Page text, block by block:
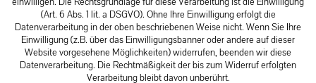
(Art. 6 Abs. 1 lit. a DSGVO). Ohne Ihre Einwilligung erfolgt die
Datenverarbeitung in der oben beschriebenen Weise nicht. Wenn Sie Ihre
Einwilligung (z.B. über das Einwilligungsbanner oder andere auf dieser
Website vorgesehene Möglichkeiten) widerrufen, beenden wir diese
Datenverarbeitung. Die Rechtmäßigkeit der bis zum Widerruf erfolgten
Verarbeitung bleibt davon unberührt.